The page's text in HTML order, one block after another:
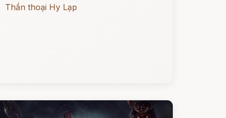
Thần thoại Hy Lạp